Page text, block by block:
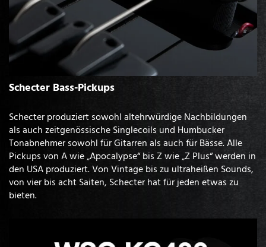
Schecter Bass-Pickups
Schecter produziert sowohl altehrwürdige Nachbildungen
als auch zeitgenössische Singlecoils und Humbucker
Tonabnehmer sowohl für Gitarren als auch für Bässe. Alle
Pickups von A wie „Apocalypse“ bis Z wie „Z Plus“ werden in
den USA produziert. Von Vintage bis zu ultraheißen Sounds,
von vier bis acht Saiten, Schecter hat für jeden etwas zu
bieten.